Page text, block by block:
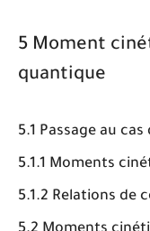
5 Moment
quantique
5.1 Passage au
5.1.1 Moments
5.1.2 Relations de